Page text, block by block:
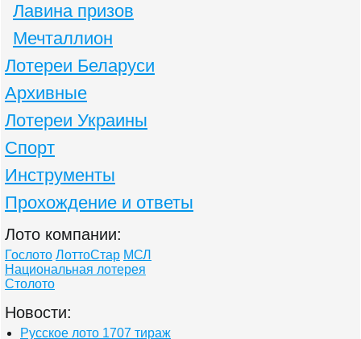
Лавина призов
Мечталлион
Лотереи Беларуси
Архивные
Лотереи Украины
Спорт
Инструменты
Прохождение и ответы
Лото компании:
Гослото ЛоттоСтар МСЛ
Национальная лотерея
Столото
Новости:
Русское лото 1707 тираж